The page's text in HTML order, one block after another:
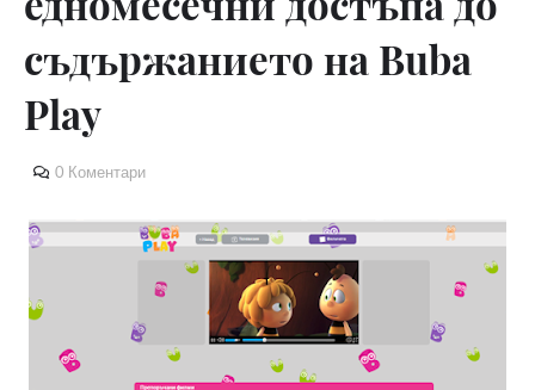
съдържанието на Buba
Play
0 Коментари